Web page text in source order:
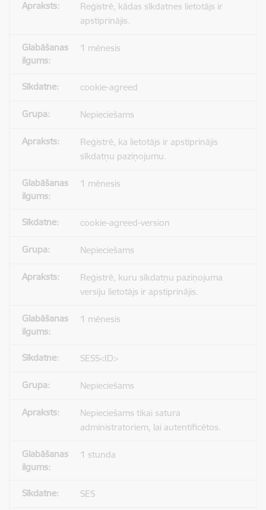
Reģistrē, kādas sīkdatnes lietotājs ir
apstiprinājis.
1 mēnesis
cookie-agreed
Nepieciešams
Reģistrē, ka lietotājs ir apstiprinājis
sīkdatņu paziņojumu.
1 mēnesis
cookie-agreed-version
Nepieciešams
Reģistrē, kuru sīkdatņu paziņojuma
versiju lietotājs ir apstiprinājis.
1 mēnesis
SESS<ID>
Nepieciešams
Nepieciešams tikai satura
administratoriem, lai autentificētos.
1 stunda
SES